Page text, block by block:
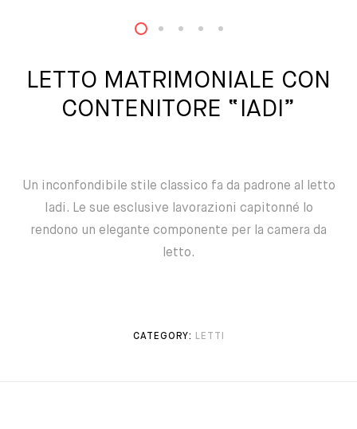
LETTO MATRIMONIALE CON
CONTENITORE “IADI”
Un inconfondibile stile classico fa da padrone al letto
Iadi. Le sue esclusive lavorazioni capitonné lo
rendono un elegante componente per la camera da
letto.
CATEGORY: LETTI